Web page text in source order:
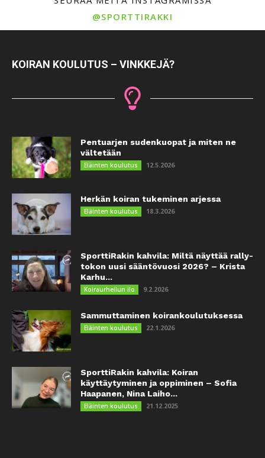
@SPORTTIRAKKI
KOIRAN KOULUTUS – VINKKEJÄ?
Pentuarjen sudenkuopat ja miten ne
vältetään
Eläinten koulutus 12.5.2026
Herkän koiran tukeminen arjessa
Eläinten koulutus 18.3.2026
SporttiRakin kahvila: Miltä näyttää rally-
tokon uusi sääntövuosi 2026? – Krista
Karhu...
Koiraurheilun ilo 9.2.2026
Sammuttaminen koirankoulutuksessa
Eläinten koulutus 22.1.2026
SporttiRakin kahvila: Koiran
käyttäytyminen ja oppiminen – Sofia
Haapanen, Nina Laiho...
Eläinten koulutus 21.12.2025